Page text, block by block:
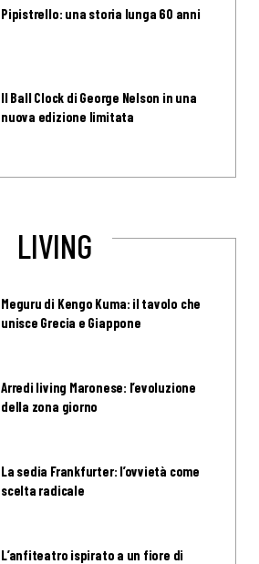
Pipistrello: una storia lunga 60 anni
Il Ball Clock di George Nelson in una
nuova edizione limitata
LIVING
Meguru di Kengo Kuma: il tavolo che
unisce Grecia e Giappone
Arredi living Maronese: l’evoluzione
della zona giorno
La sedia Frankfurter: l’ovvietà come
scelta radicale
L’anfiteatro ispirato a un fiore di